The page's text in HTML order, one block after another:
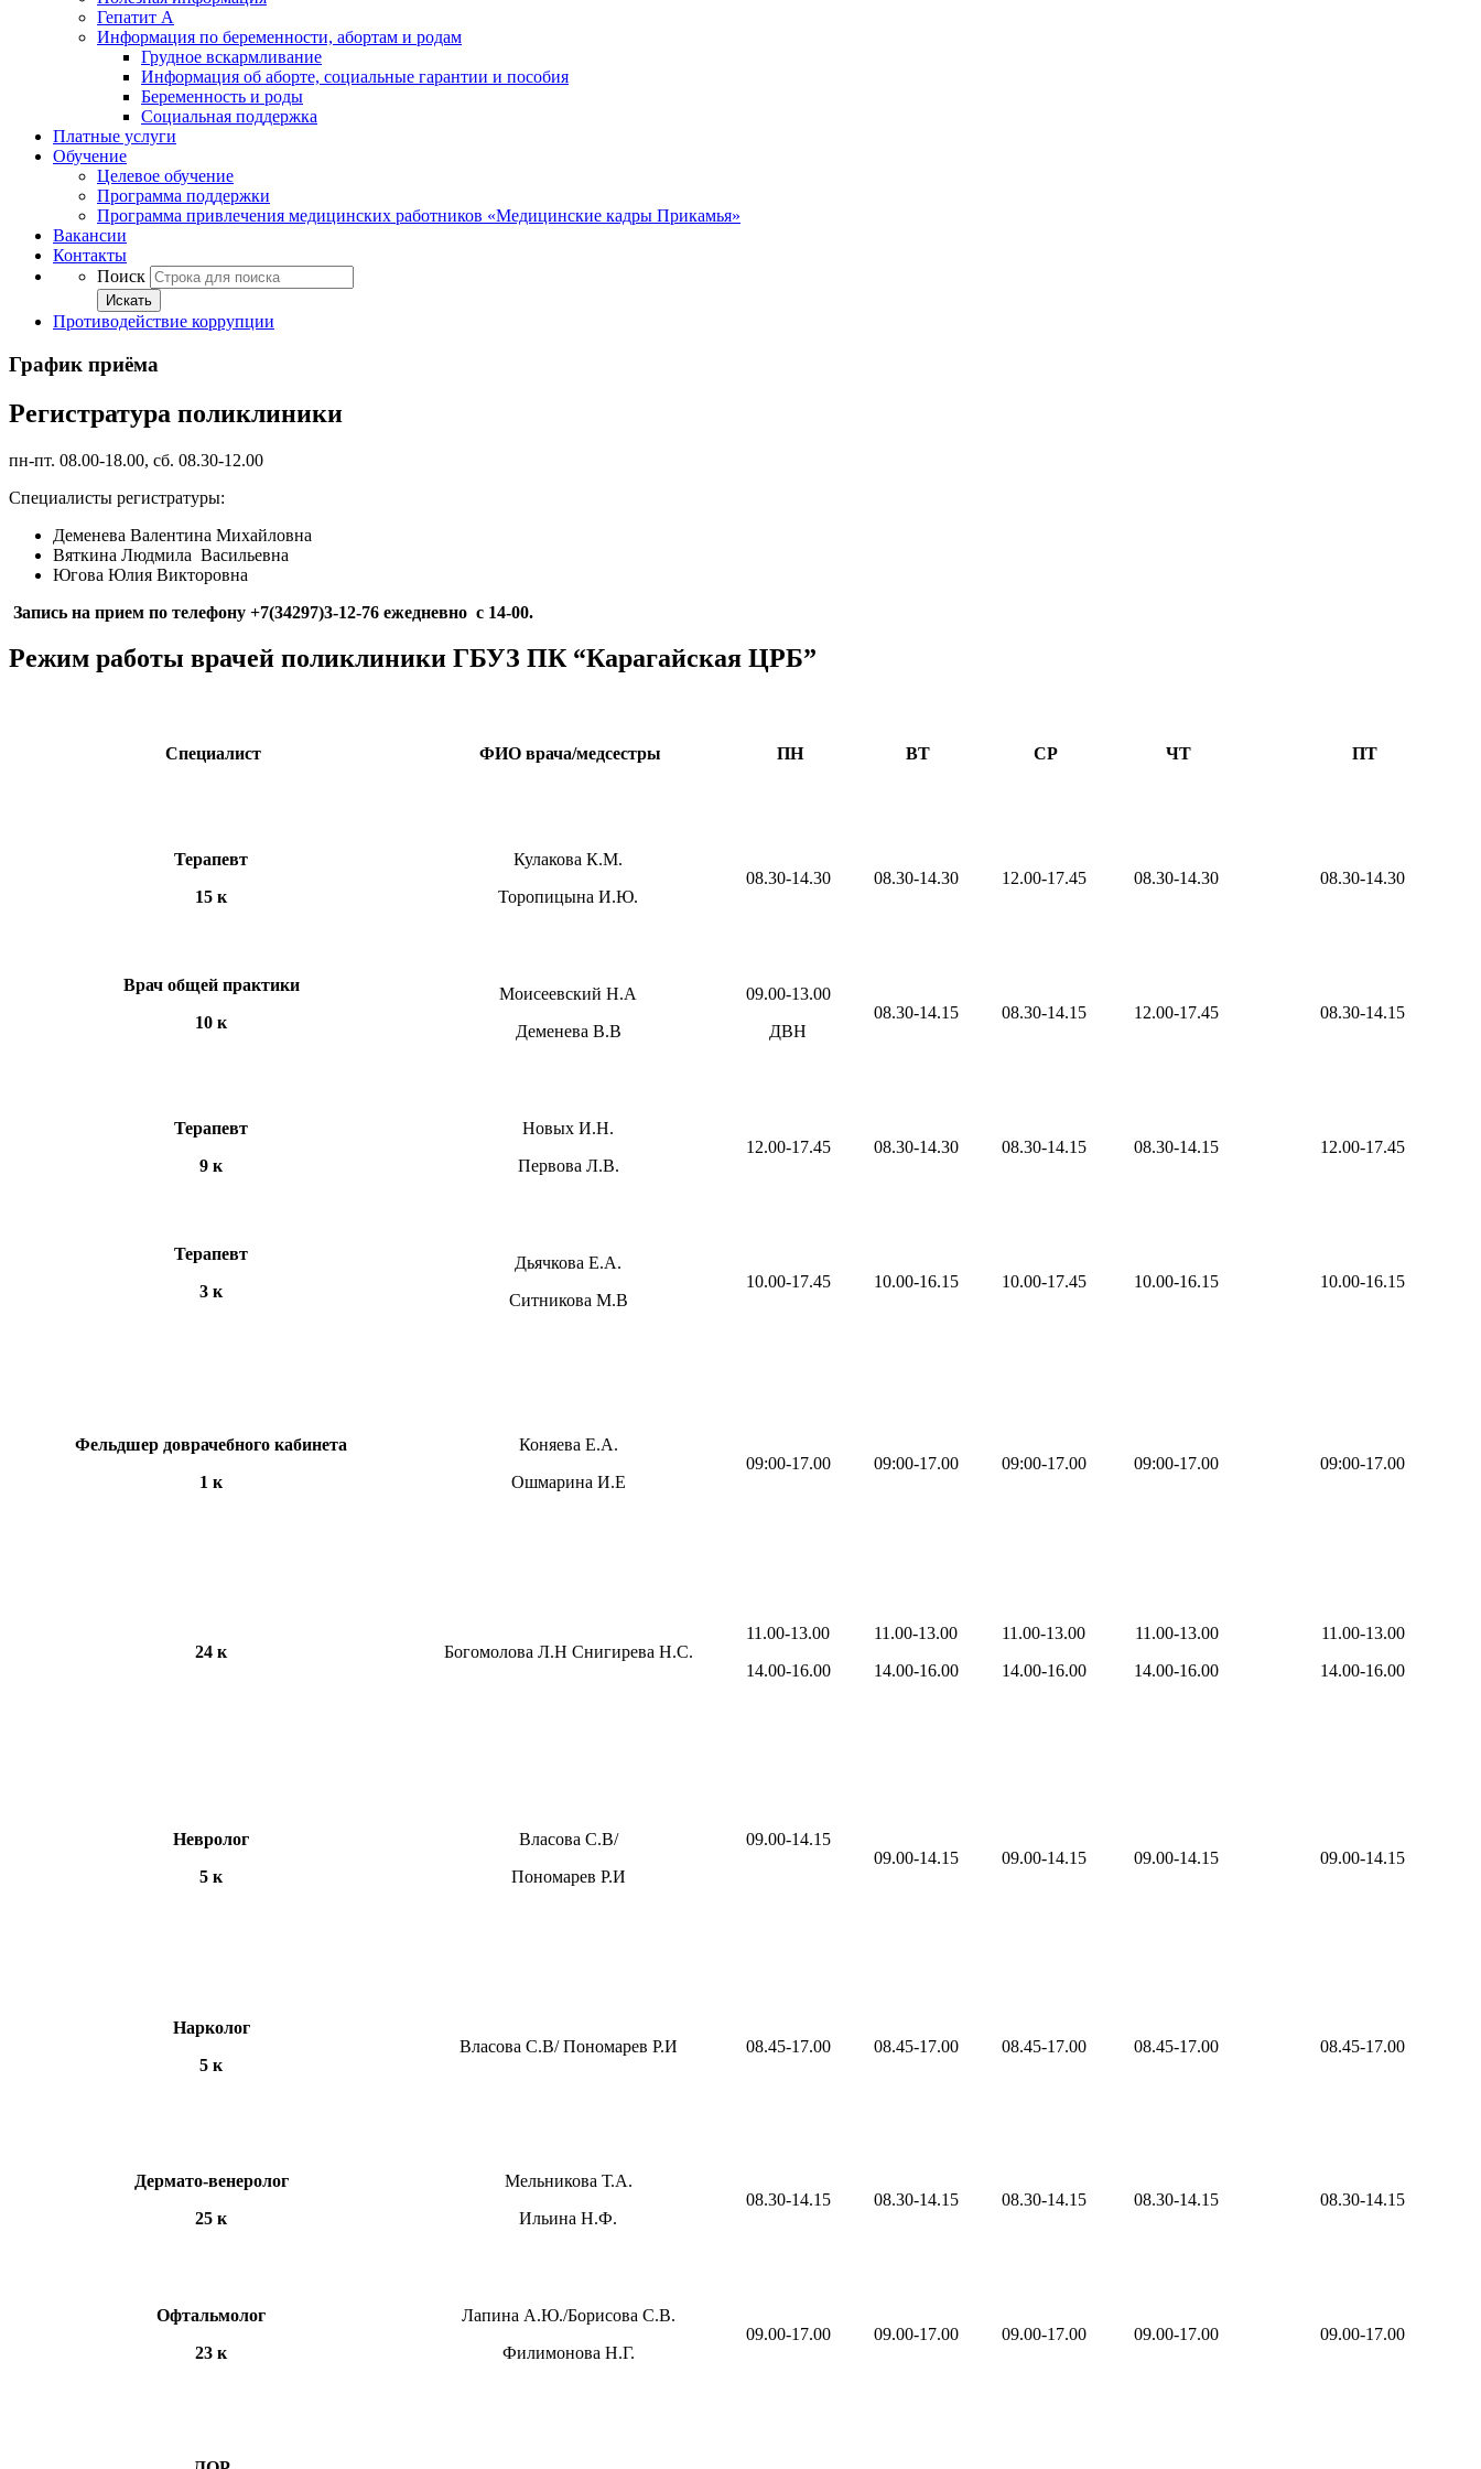
Гепатит А
Информация по беременности, абортам и родам
Грудное вскармливание
Информация об аборте, социальные гарантии и пособия
Беременность и роды
Социальная поддержка
Платные услуги
Обучение
Целевое обучение
Программа поддержки
Программа привлечения медицинских работников «Медицинские кадры Прикамья»
Вакансии
Контакты
Поиск
Искать
Противодействие коррупции
График приёма
Регистратура поликлиники
пн-пт. 08.00-18.00, сб. 08.30-12.00
Специалисты регистратуры:
Деменева Валентина Михайловна
Вяткина Людмила Васильевна
Югова Юлия Викторовна
Запись на прием по телефону +7(34297)3-12-76 ежедневно с 14-00.
Режим работы врачей поликлиники ГБУЗ ПК “Карагайская ЦРБ”
Специалист ФИО врача/медсестры ПН ВТ СР ЧТ ПТ
Терапевт
15 к
Кулакова К.М.
Торопицына И.Ю.
08.30-14.30 08.30-14.30 12.00-17.45 08.30-14.30 08.30-14.30
Врач общей практики
10 к
Моисеевский Н.А
Деменева В.В
09.00-13.00
ДВН
08.30-14.15 08.30-14.15 12.00-17.45 08.30-14.15
Терапевт
9 к
Новых И.Н.
Первова Л.В.
12.00-17.45 08.30-14.30 08.30-14.15 08.30-14.15 12.00-17.45
Терапевт
3 к
Дьячкова Е.А.
Ситникова М.В
10.00-17.45 10.00-16.15 10.00-17.45 10.00-16.15 10.00-16.15
Фельдшер доврачебного кабинета
1 к
Коняева Е.А.
Ошмарина И.Е
09:00-17.00 09:00-17.00 09:00-17.00 09:00-17.00 09:00-17.00
24 к Богомолова Л.Н Снигирева Н.С.
11.00-13.00
14.00-16.00
11.00-13.00
14.00-16.00
11.00-13.00
14.00-16.00
11.00-13.00
14.00-16.00
11.00-13.00
14.00-16.00
Невролог
5 к
Власова С.В/
Пономарев Р.И
09.00-14.15
09.00-14.15
09.00-14.15 09.00-14.15 09.00-14.15
Нарколог
5 к
Власова С.В/ Пономарев Р.И 08.45-17.00 08.45-17.00 08.45-17.00 08.45-17.00 08.45-17.00
Дермато-венеролог
25 к
Мельникова Т.А.
Ильина Н.Ф.
08.30-14.15 08.30-14.15 08.30-14.15 08.30-14.15 08.30-14.15
Офтальмолог
23 к
Лапина А.Ю./Борисова С.В.
Филимонова Н.Г.
09.00-17.00 09.00-17.00 09.00-17.00 09.00-17.00 09.00-17.00